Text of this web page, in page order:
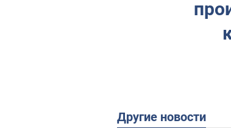
Другие новости